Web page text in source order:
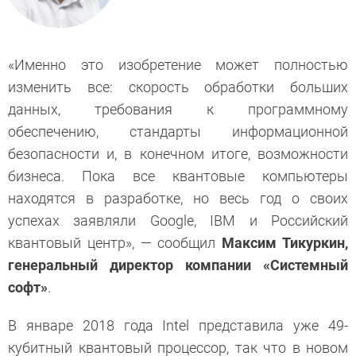
«Именно это изобретение может полностью
изменить все: скорость обработки больших
данных, требования к программному
обеспечению, стандарты информационной
безопасности и, в конечном итоге, возможности
бизнеса. Пока все квантовые компьютеры
находятся в разработке, но весь год о своих
успехах заявляли Google, IBM и Российский
квантовый центр», — сообщил Максим Тикуркин,
генеральный директор компании «Системный
софт».
В январе 2018 года Intel представила уже 49-
кубитный квантовый процессор, так что в новом